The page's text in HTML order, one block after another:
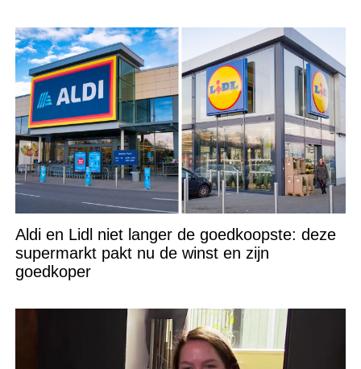
Aldi en Lidl niet langer de goedkoopste: deze
supermarkt pakt nu de winst en zijn
goedkoper